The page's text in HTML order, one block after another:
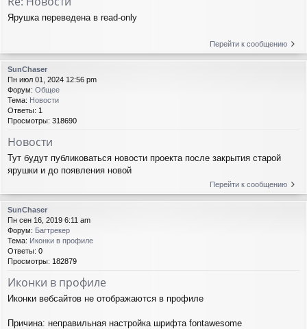
Ярушка переведена в read-only
Перейти к сообщению
SunChaser
Пн июл 01, 2024 12:56 pm
Форум: Общее
Тема: Новости
Ответы: 1
Просмотры: 318690
Новости
Тут будут публиковаться новости проекта после закрытия старой
ярушки и до появления новой
Перейти к сообщению
SunChaser
Пн сен 16, 2019 6:11 am
Форум: Багтрекер
Тема: Иконки в профиле
Ответы: 0
Просмотры: 182879
Иконки в профиле
Иконки вебсайтов не отображаются в профиле
Причина: неправильная настройка шрифта fontawesome